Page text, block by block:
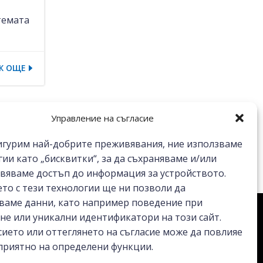
Управление на съгласие
най-добрите преживявания, ние използваме
като „бисквитки“, за да съхраняваме и/или
достъп до информация за устройството.
с тези технологии ще ни позволи да
данни, като например поведение при
или уникални идентификатори на този сайт.
или оттеглянето на съгласие може да повлияе
на определени функции.
ОЩЕ